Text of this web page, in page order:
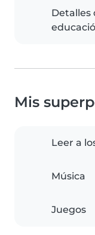
Detalles
Mis
Leer a
Música
Juegos